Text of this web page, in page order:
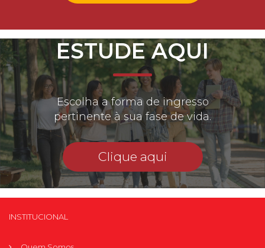
ESTUDE AQUI
Escolha a forma de ingresso
pertinente à sua fase de vida.
Clique aqui
INSTITUCIONAL